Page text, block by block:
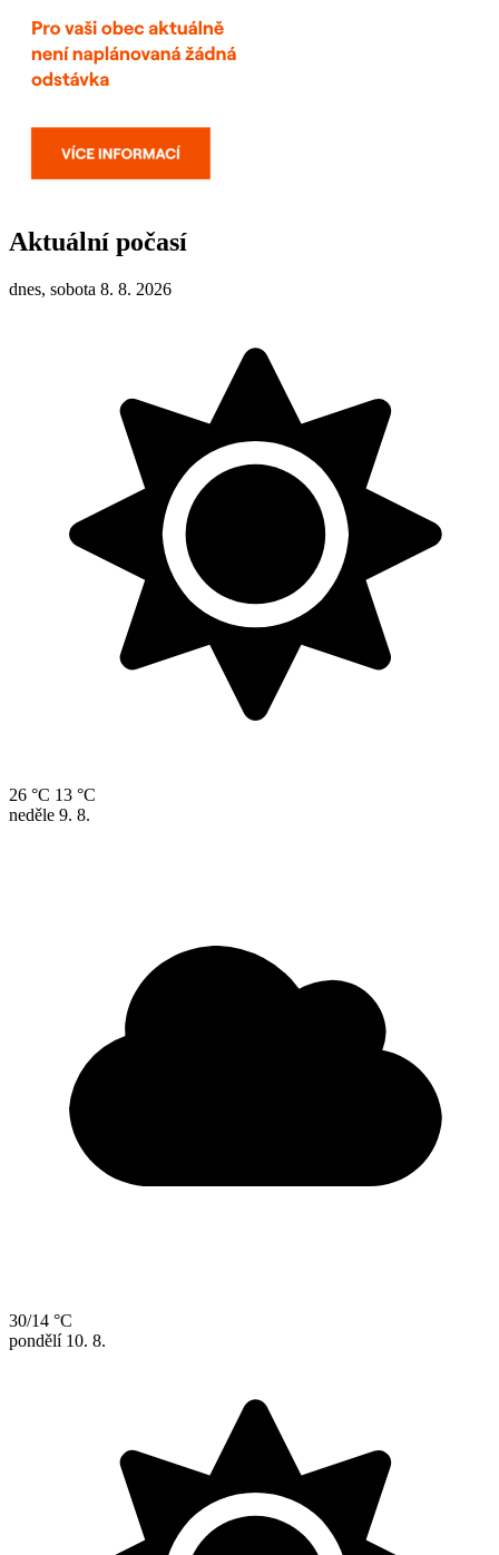
Aktuální počasí
dnes, sobota 8. 8. 2026
26 °C 13 °C
neděle 9. 8.
30/14 °C
pondělí 10. 8.